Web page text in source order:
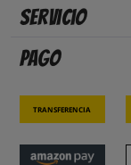
Servicio
Pago
Transferencia